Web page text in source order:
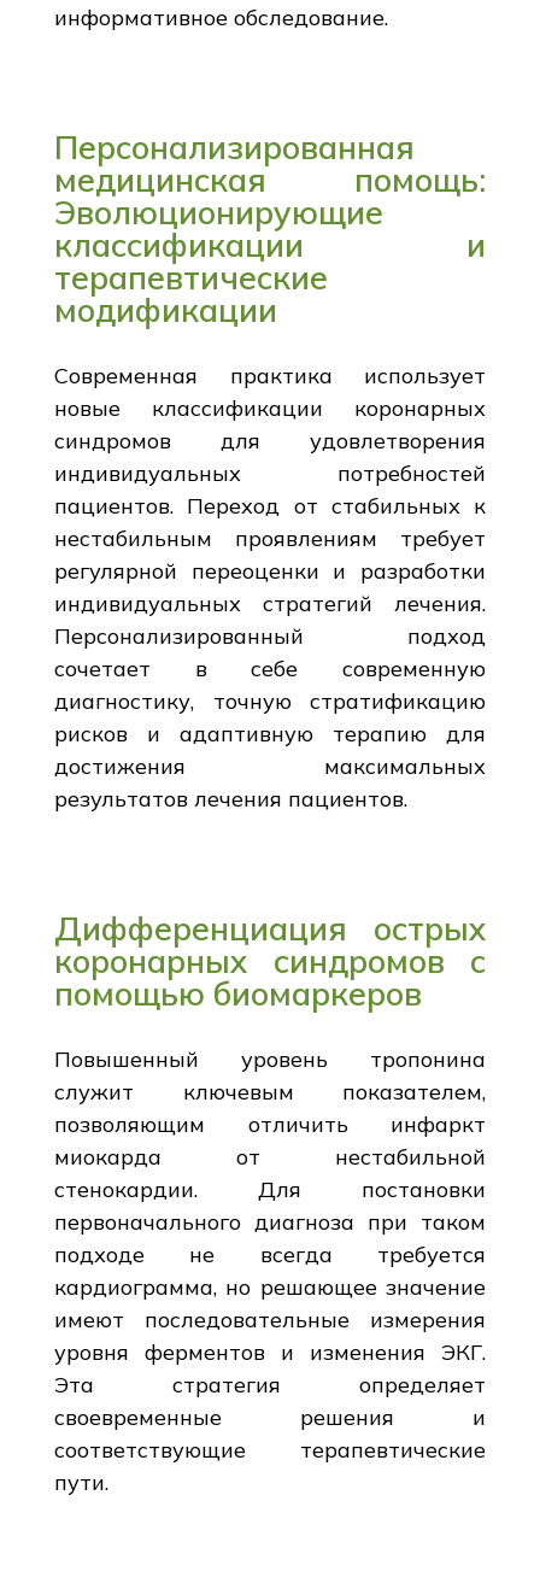
информативное обследование.
Персонализированная
медицинская помощь:
Эволюционирующие
классификации и
терапевтические
модификации
Современная практика использует
новые классификации коронарных
синдромов для удовлетворения
индивидуальных потребностей
пациентов. Переход от стабильных к
нестабильным проявлениям требует
регулярной переоценки и разработки
индивидуальных стратегий лечения.
Персонализированный подход
сочетает в себе современную
диагностику, точную стратификацию
рисков и адаптивную терапию для
достижения максимальных
результатов лечения пациентов.
Дифференциация острых
коронарных синдромов с
помощью биомаркеров
Повышенный уровень тропонина
служит ключевым показателем,
позволяющим отличить инфаркт
миокарда от нестабильной
стенокардии. Для постановки
первоначального диагноза при таком
подходе не всегда требуется
кардиограмма, но решающее значение
имеют последовательные измерения
уровня ферментов и изменения ЭКГ.
Эта стратегия определяет
своевременные решения и
соответствующие терапевтические
пути.